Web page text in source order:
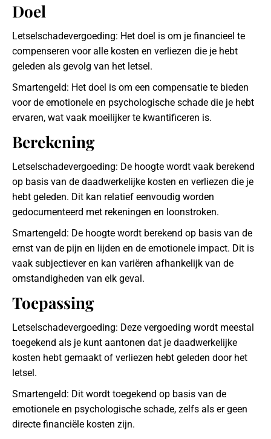
Doel
Letselschadevergoeding: Het doel is om je financieel te
compenseren voor alle kosten en verliezen die je hebt
geleden als gevolg van het letsel.
Smartengeld: Het doel is om een compensatie te bieden
voor de emotionele en psychologische schade die je hebt
ervaren, wat vaak moeilijker te kwantificeren is.
Berekening
Letselschadevergoeding: De hoogte wordt vaak berekend
op basis van de daadwerkelijke kosten en verliezen die je
hebt geleden. Dit kan relatief eenvoudig worden
gedocumenteerd met rekeningen en loonstroken.
Smartengeld: De hoogte wordt berekend op basis van de
ernst van de pijn en lijden en de emotionele impact. Dit is
vaak subjectiever en kan variëren afhankelijk van de
omstandigheden van elk geval.
Toepassing
Letselschadevergoeding: Deze vergoeding wordt meestal
toegekend als je kunt aantonen dat je daadwerkelijke
kosten hebt gemaakt of verliezen hebt geleden door het
letsel.
Smartengeld: Dit wordt toegekend op basis van de
emotionele en psychologische schade, zelfs als er geen
directe financiële kosten zijn.